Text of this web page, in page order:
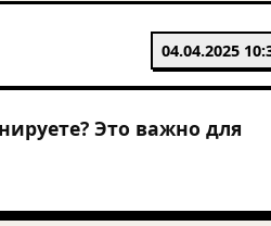
04.04.2025
Это важно для